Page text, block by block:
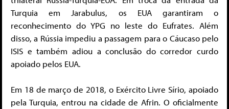
Turquia em Jarabulus, os EUA garantiram o
reconhecimento do YPG no leste do Eufrates. Além
disso, a Rússia impediu a passagem para o Cáucaso pelo
ISIS e também adiou a conclusão do corredor curdo
apoiado pelos EUA.
Em 18 de março de 2018, o Exército Livre Sírio, apoiado
pela Turquia, entrou na cidade de Afrin. O oficialmente